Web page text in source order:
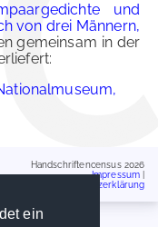
ein
und
von drei Männern,
gemeinsam in der
Handschriftencensus 2026
Impressum
Datenschutzerklärung